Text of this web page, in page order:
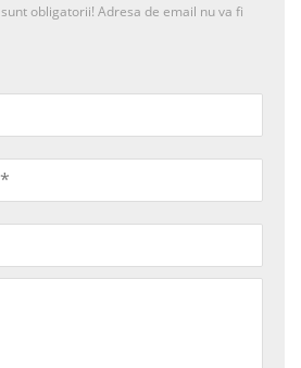
sunt obligatorii! Adresa de email nu va fi